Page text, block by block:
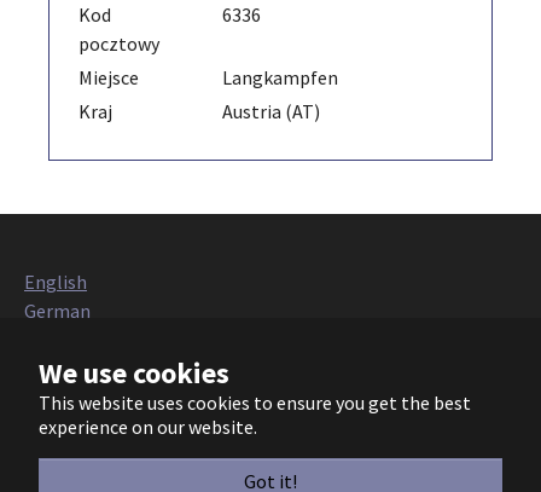
We use cookies
This website uses cookies to ensure you get the best
experience on our website.
Got it!
Kod
pocztowy
6336
Miejsce
Langkampfen
Kraj
Austria (AT)
English
German
French
Polish
Czech
European Heat Pump Association AISBL (EHPA)